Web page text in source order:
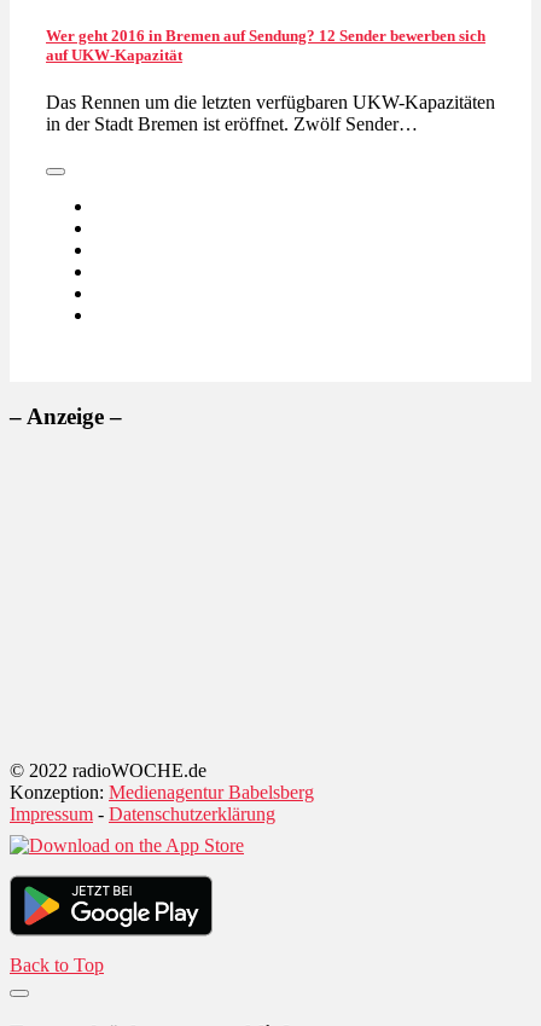
Wer geht 2016 in Bremen auf Sendung? 12 Sender bewerben sich
auf UKW-Kapazität
Das Rennen um die letzten verfügbaren UKW-Kapazitäten
in der Stadt Bremen ist eröffnet. Zwölf Sender…
– Anzeige –
© 2022 radioWOCHE.de
Konzeption: Medienagentur Babelsberg
Impressum - Datenschutzerklärung
Back to Top